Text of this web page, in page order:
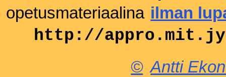
opetusmateriaalina ilman
http://
© Antti